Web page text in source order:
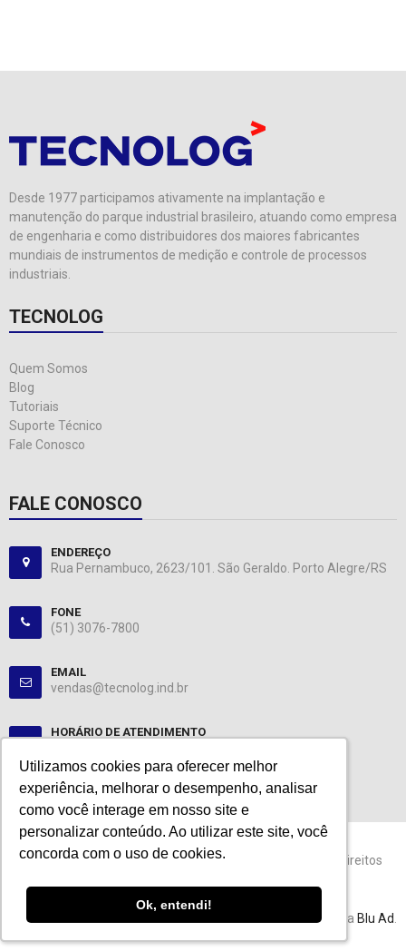
Utilizamos cookies para oferecer melhor
experiência, melhorar o desempenho, analisar
como você interage em nosso site e
personalizar conteúdo. Ao utilizar este site, você
concorda com o uso de cookies.
Ok, entendi!
Utilizamos cookies para oferecer melhor
experiência, melhorar o desempenho, analisar
como você interage em nosso site e
personalizar conteúdo. Ao utilizar este site, você
concorda com o uso de cookies.
Ok, entendi!
Desde 1977 participamos ativamente na implantação e
manutenção do parque industrial brasileiro, atuando como empresa
de engenharia e como distribuidores dos maiores fabricantes
mundiais de instrumentos de medição e controle de processos
industriais.
TECNOLOG
Quem Somos
Blog
Tutoriais
Suporte Técnico
Fale Conosco
FALE CONOSCO
ENDEREÇO
Rua Pernambuco, 2623/101. São Geraldo. Porto Alegre/RS
FONE
(51) 3076-7800
EMAIL
vendas@tecnolog.ind.br
HORÁRIO DE ATENDIMENTO
© 2024 Tecnolog. CNPJ: 89.401.335/0001-25. Todos os direitos
reservados.
Esta loja virtual utiliza tecnologia da
. Agência Blu Ad